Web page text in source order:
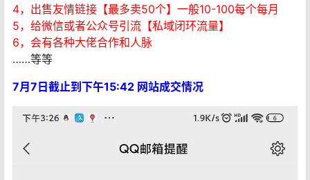
​4，出售友情链接【最多卖50个】一般10-100每个每月
​5，给微信或者公众号引流【私域闭环流量】
​6，会有各种大佬合作和人脉
​……等等
7月7日截止到下午15:42 网站成交情况